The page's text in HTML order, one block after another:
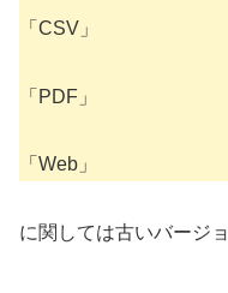
「CSV」
「PDF」
「Web」
に関しては古いバージ